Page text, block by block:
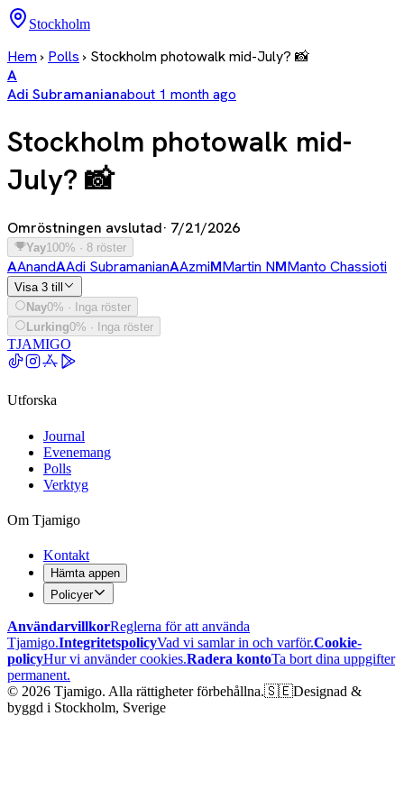
Stockholm
Hem › Polls › Stockholm photowalk mid-July? 📸
A
Adi Subramanianabout 1 month ago
Stockholm photowalk mid-
July? 📸
Omröstningen avslutad· 7/21/2026
Yay100% · 8 röster
AAnandAAdi SubramanianAAzmiMMartin NMManto Chassioti
Visa 3 till
Nay0% · Inga röster
Lurking0% · Inga röster
TJAMIGO
Utforska
Journal
Evenemang
Polls
Verktyg
Om Tjamigo
Kontakt
Hämta appen
Policyer
AnvändarvillkorReglerna för att använda
Tjamigo.IntegritetspolicyVad vi samlar in och varför.Cookie-
policyHur vi använder cookies.Radera kontoTa bort dina uppgifter
permanent.
© 2026 Tjamigo. Alla rättigheter förbehållna.🇸🇪Designad &
byggd i Stockholm, Sverige